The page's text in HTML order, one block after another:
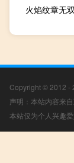
火焰纹章无
Copyright © 2012 -
声明：本站内容来
本站仅为个人兴趣